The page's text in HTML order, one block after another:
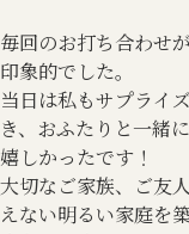
毎回のお打ち合わせ
印象的でした。
当日は私もサプライ
き、おふたりと一緒
嬉しかったです！
大切なご家族、ご友
えない明るい家庭を